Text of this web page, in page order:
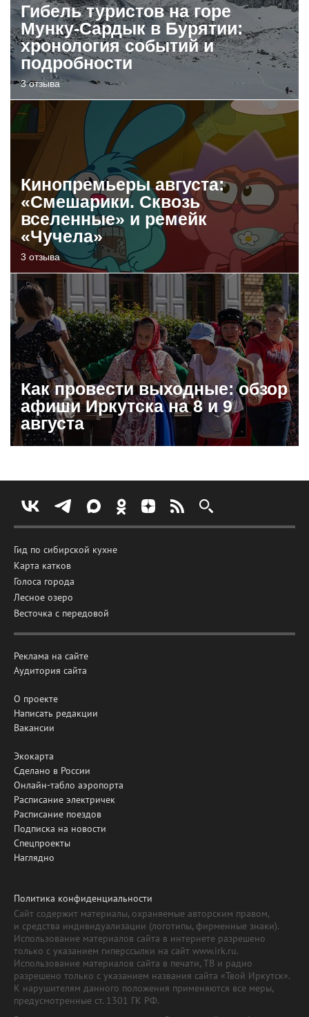
Гибель туристов на горе
Мунку-Сардык в Бурятии:
хронология событий и
подробности
3 отзыва
Кинопремьеры августа:
«Смешарики. Сквозь
вселенные» и ремейк
«Чучела»
3 отзыва
Как провести выходные: обзор
афиши Иркутска на 8 и 9
августа
Гид по сибирской кухне
Карта катков
Голоса города
Лесное озеро
Весточка с передовой
Реклама на сайте
Аудитория сайта
О проекте
Написать редакции
Вакансии
Экокарта
Сделано в России
Онлайн-табло аэропорта
Расписание электричек
Расписание поездов
Подписка на новости
Спецпроекты
Наглядно
Политика конфиденциальности
Сайт содержит материалы, охраняемые авторским правом,
и средства индивидуализации (логотипы, фирменные знаки).
Использование материалов сайта в интернете разрешено
только с указанием гиперссылки на сайт www.irk.ru.
Использование материалов сайта в печати, ТВ и радио
разрешено только с указанием названия сайта «Твой Иркутск».
К нарушителям данного положения применяются все меры,
предусмотренные ст. 1301 ГК РФ.